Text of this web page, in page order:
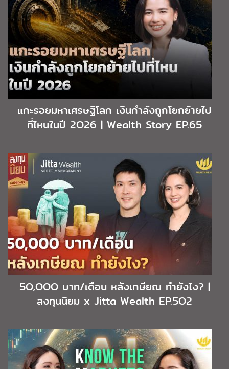
แกะรอยมหาเศรษฐีโลก เงินกำลังถูกโยกย้ายไป
ที่ไหนในปี 2O26 | Wealth Story EP.65
5O,OOO บาท/เดือน หลังเกษียณ ทำยังไง? |
ลงทุนนิยม x Jitta Wealth EP.5O2